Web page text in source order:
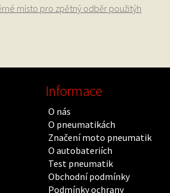
místo pro zpětný odběr použitýh
Informace
O nás
O pneumatikách
Značení moto pneumatik
O autobateriích
Test pneumatik
Obchodní podmínky
Podmínky ochrany